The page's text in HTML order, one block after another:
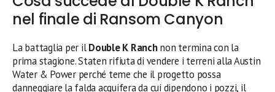
nel finale di Ransom Canyon
La battaglia per ilDouble K Ranchnon termina con la
prima stagione. Staten rifiuta di vendere i terreni alla Austin
Water & Power perché teme che il progetto possa
danneggiare la falda acquifera da cui dipendono i pozzi, il